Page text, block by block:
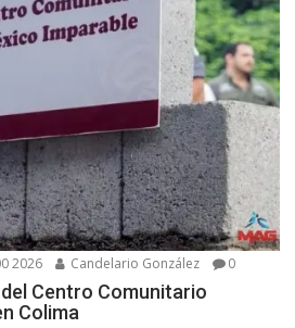
2026 Candelario González 0
Centro Comunitario
Colima